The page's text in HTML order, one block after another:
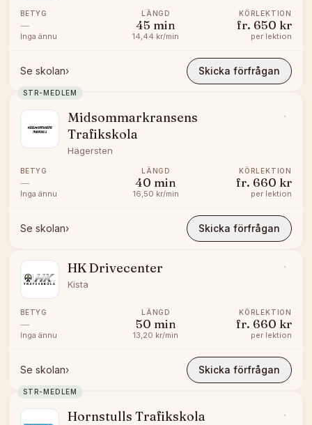
BETYG
—
Inga ännu
LÄNGD
45 min
14,44 kr/min
KÖRLEKTION
fr. 650 kr
per lektion
Se skolan› Skicka förfrågan
STR-MEDLEM
Midsommarkransens
Trafikskola
Hägersten
BETYG
—
Inga ännu
LÄNGD
40 min
16,50 kr/min
KÖRLEKTION
fr. 660 kr
per lektion
Se skolan› Skicka förfrågan
HK Drivecenter
Kista
BETYG
—
Inga ännu
LÄNGD
50 min
13,20 kr/min
KÖRLEKTION
fr. 660 kr
per lektion
Se skolan› Skicka förfrågan
STR-MEDLEM
Hornstulls Trafikskola